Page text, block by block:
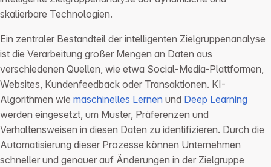
skalierbare Technologien.
Ein zentraler Bestandteil der intelligenten Zielgruppenanalyse
ist die Verarbeitung großer Mengen an Daten aus
verschiedenen Quellen, wie etwa Social-Media-Plattformen,
Websites, Kundenfeedback oder Transaktionen. KI-
Algorithmen wie maschinelles Lernen und Deep Learning
werden eingesetzt, um Muster, Präferenzen und
Verhaltensweisen in diesen Daten zu identifizieren. Durch die
Automatisierung dieser Prozesse können Unternehmen
schneller und genauer auf Änderungen in der Zielgruppe